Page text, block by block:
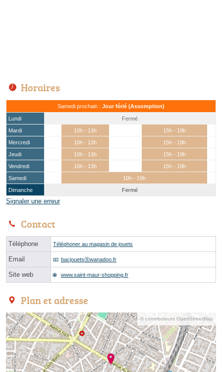
Horaires
Samedi prochain : Jour férié (Assomption)
Lundi
Fermé
Mardi
10h - 13h
15h - 19h
Mercredi
10h - 13h
15h - 19h
Jeudi
10h - 13h
15h - 19h
Vendredi
10h - 13h
15h - 19h
Samedi
10h - 19h
Dimanche
Fermé
Signaler une erreur
Contact
Téléphone Téléphoner au magasin de jouets
Email bacjouetsⓐwanadoo.fr
Site web www.saint-maur-shopping.fr
Plan et adresse
© contributeurs OpenStreetMap